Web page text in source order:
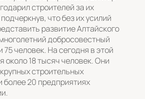
строителей за их
что без их усилий
развитие Алтайского
добросовестный
75 человек. На сегодня в этой
около 18 тысяч человек. Они
строительных
более 20 предприятиях